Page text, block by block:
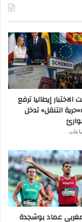
إيطاليا ترفع
التنقل» تدخل
عماد بوشجدة